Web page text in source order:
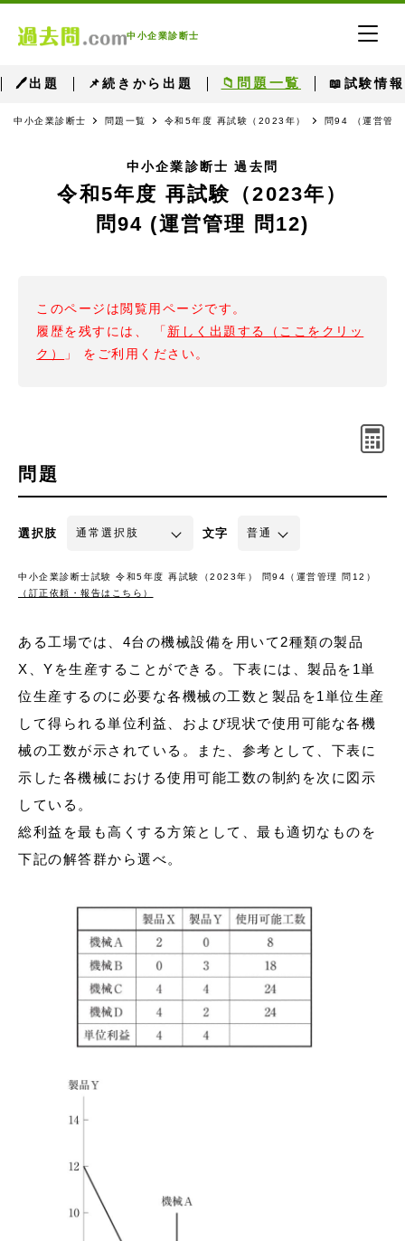
中小企業診断士
🖊出題 📌続きから出題 📁問題一覧 📖試験情報
中小企業診断士 問題一覧 令和5年度 再試験（2023年） 問94 （運営管
中小企業診断士 過去問
令和5年度 再試験（2023年）
問94 (運営管理 問12)
このページは閲覧用ページです。
履歴を残すには、 「 新しく出題する（ここをクリッ
ク）
」 をご利用ください。
問題
選択肢 文字
中小企業診断士試験 令和5年度 再試験（2023年） 問94（運営管理 問12）
（訂正依頼・報告はこちら）
ある工場では、4台の機械設備を用いて2種類の製品
X、Yを生産することができる。下表には、製品を1単
位生産するのに必要な各機械の工数と製品を1単位生産
して得られる単位利益、および現状で使用可能な各機
械の工数が示されている。また、参考として、下表に
示した各機械における使用可能工数の制約を次に図示
している。
総利益を最も高くする方策として、最も適切なものを
下記の解答群から選べ。